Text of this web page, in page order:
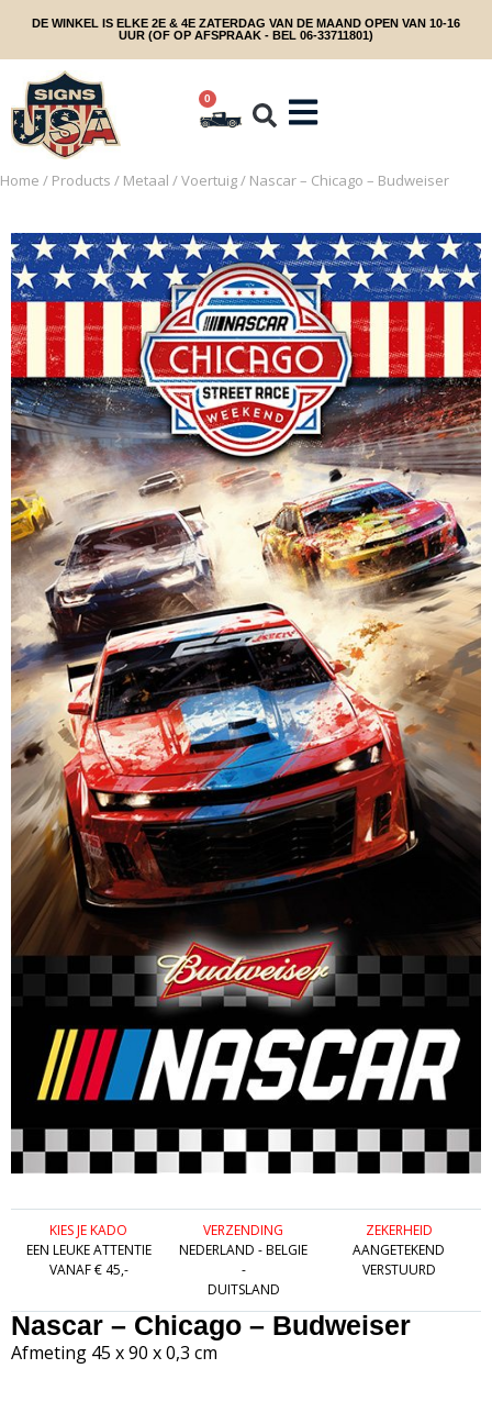
DE WINKEL IS ELKE 2E & 4E ZATERDAG VAN DE MAAND OPEN VAN 10-16
UUR (OF OP AFSPRAAK - BEL 06-33711801)
0
Home / Products / Metaal /Voertuig/ Nascar – Chicago – Budweiser
KIES JE KADO
EEN LEUKE ATTENTIE
VANAF € 45,-
VERZENDING
NEDERLAND - BELGIE
-
DUITSLAND
ZEKERHEID
AANGETEKEND
VERSTUURD
Nascar – Chicago – Budweiser
Afmeting 45 x 90 x 0,3 cm